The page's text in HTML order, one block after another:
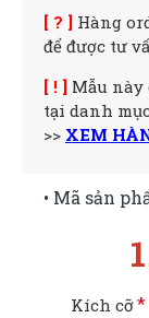
[ ? ] Hàng
để được tư
[ ! ] Mẫu này
tại danh
>> XEM
• Mã sản
Kích cỡ